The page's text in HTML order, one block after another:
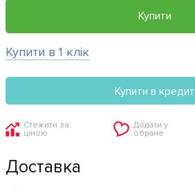
Купити
Купити в 1 клік
Купити в кредит
Стежити за
ціною
Додати у
обране
Доставка